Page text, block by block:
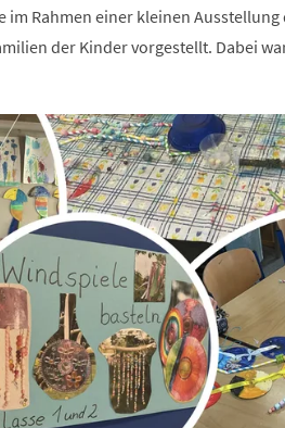
im Rahmen einer kleinen
der Kinder vorgestellt. Dabei